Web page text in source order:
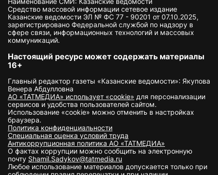
Средство массовой информации сетевое издание
Казанские ведомости ЭЛ № ФС 77 - 90201 от 07.10.2025,
зарегистрировано Федеральной службой по надзору в
сфере связи, информационных технологий и массовых
коммуникаций.
Настоящий ресурс может содержать материалы
16+
Главный редактор газеты «Казанские ведомости»: Якупова
Венера Абдулловна
АО «ТАТМЕДИА» использует «cookie» для персонализации
сервисов и удобства пользователей сайтом.
Использование «cookie» можно отменить в настройках
браузера.
Политика конфиденциальности
Специальная оценка условий труда
Антикоррупционная политика АО «ТАТМЕДИА»
О фактах коррупции можно сообщить на электронную
почту Shamil.Sadykov@tatmedia.ru
Любое использование материалов допускается только при